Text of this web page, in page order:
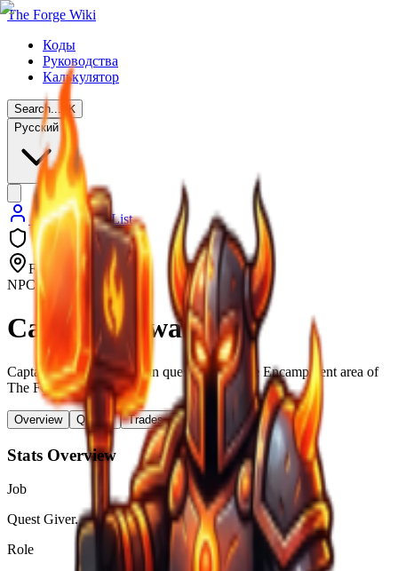
The Forge Wiki
Коды
Руководства
Калькулятор
Search...
K
Русский
Back to NPC List
Forgotten Kingdom
NPC
Captain Rowan
Captain Rowan is the main quest-giver in the Encampment area of
The Forge.
Overview Quests Trades & Drops
Stats Overview
Job
Quest Giver.
Role